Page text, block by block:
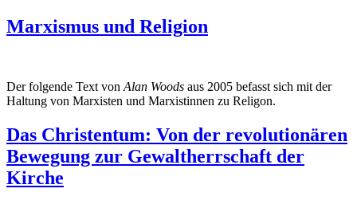
Marxismus und Religion
Der folgende Text vonAlan Woods aus 2005 befasst sich mit der
Haltung von Marxisten und Marxistinnen zu Religon.
Das Christentum: Von der revolutionären
Bewegung zur Gewaltherrschaft der
Kirche